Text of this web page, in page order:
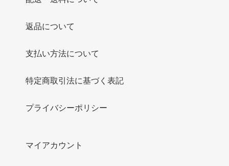
返品について
支払い方法について
特定商取引法に基づく表記
プライバシーポリシー
マイアカウント